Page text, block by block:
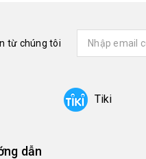
từ chúng tôi
Tiki
dẫn